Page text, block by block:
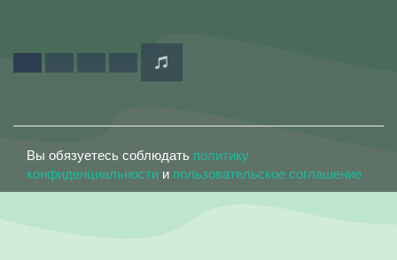
Вы обязуетесь соблюдать политику
конфиденциальности и пользовательское соглашение